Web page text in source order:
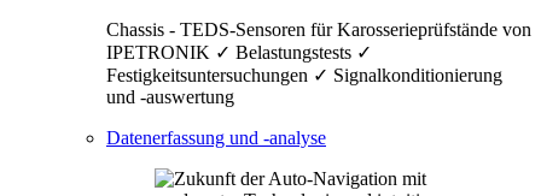
Chassis - TEDS-Sensoren für Karosserieprüfstände von
IPETRONIK ✓ Belastungstests ✓
Festigkeitsuntersuchungen ✓ Signalkonditionierung
und -auswertung
Datenerfassung und -analyse